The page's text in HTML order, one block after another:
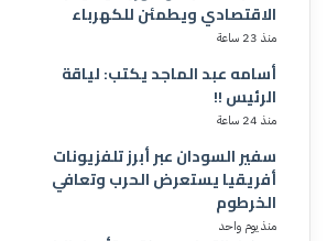
الاقتصادي ويطمئن للكهرباء
منذ 23 ساعة
أسامه عبد الماجد يكتب: لياقة
الرئيس !!
منذ 24 ساعة
سفير السودان عبر أبرز تلفزيونات
أفريقيا يستعرض الحرب وتعافي
الخرطوم
منذ يوم واحد